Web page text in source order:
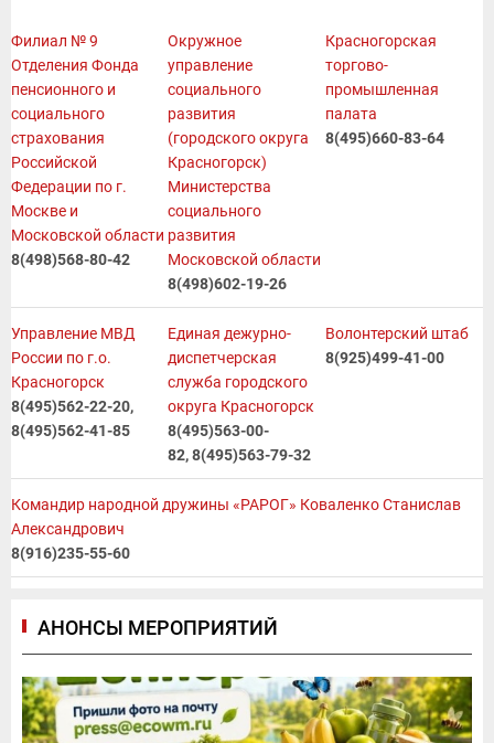
Филиал № 9
Отделения Фонда
пенсионного и
социального
страхования
Российской
Федерации по г.
Москве и
Московской области
8(498)568-80-42
Окружное
управление
социального
развития
(городского округа
Красногорск)
Министерства
социального
развития
Московской области
8(498)602-19-26
Красногорская
торгово-
промышленная
палата
8(495)660-83-64
Управление МВД
России по г.о.
Красногорск
8(495)562-22-20,
8(495)562-41-85
Единая дежурно-
диспетчерская
служба городского
округа Красногорск
8(495)563-00-
82, 8(495)563-79-32
Волонтерский штаб
8(925)499-41-00
Командир народной дружины «РАРОГ» Коваленко Станислав
Александрович
8(916)235-55-60
АНОНСЫ МЕРОПРИЯТИЙ